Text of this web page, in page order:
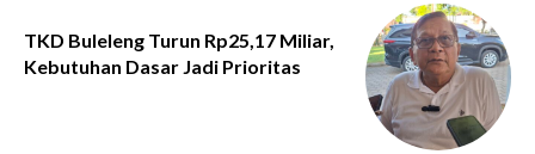
TKD Buleleng Turun Rp25,17 Miliar,
Kebutuhan Dasar Jadi Prioritas